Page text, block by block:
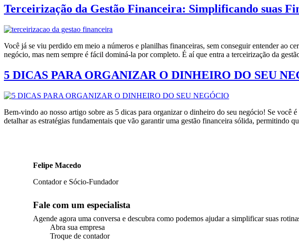
Terceirização da Gestão Financeira: Simplificando suas
Você já se viu perdido em meio a números e planilhas financeiras, sem conseguir entender ao
negócio, mas nem sempre é fácil dominá-la por completo. É aí que entra a terceirização da
5 DICAS PARA ORGANIZAR O DINHEIRO DO SEU
Bem-vindo ao nosso artigo sobre as 5 dicas para organizar o dinheiro do seu negócio! Se você
detalhar as estratégias fundamentais que vão garantir uma gestão financeira sólida, permitindo
Felipe Macedo
Contador e Sócio-Fundador
Fale com um especialista
Agende agora uma conversa e descubra como podemos ajudar a simplificar suas
Abra sua empresa
Troque de contador